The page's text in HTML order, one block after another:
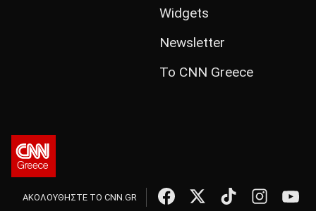
Widgets
Newsletter
Το CNN Greece
ΑΚΟΛΟΥΘΗΣΤΕ ΤΟ CNN.GR